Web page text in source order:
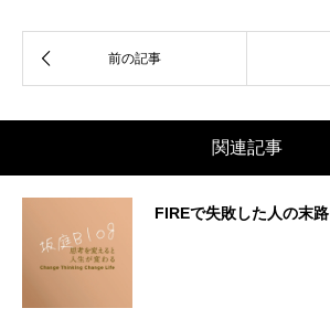
関連記事
FIREで失敗した人の末路